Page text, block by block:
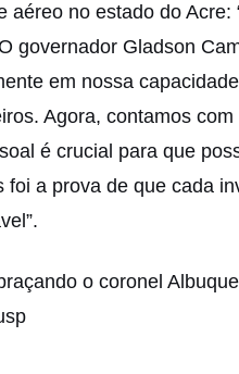
aéreo no estado do
governador Gladson
em nossa
Agora, contamos
é crucial para que
foi a prova de que cada
o coronel